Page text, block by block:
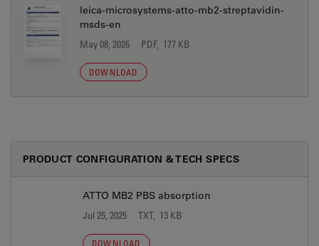
leica-microsystems-atto-mb2-streptavidin-
msds-en
May 08, 2026 PDF, 177 KB
DOWNLOAD
PRODUCT CONFIGURATION & TECH SPECS
ATTO MB2 PBS absorption
Jul 25, 2025 TXT, 13 KB
DOWNLOAD